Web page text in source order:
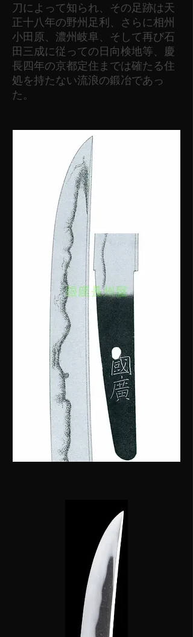
刀によって知られ、その足跡は天
正十八年の野州足利、さらに相州
小田原、濃州岐阜、そして再び石
田三成に従っての日向検地等、慶
長四年の京都定住までは確たる住
処を持たない流浪の鍛冶であっ
た。